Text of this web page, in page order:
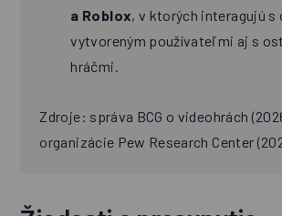
a Roblox, v ktorých interagujú s
vytvoreným používateľmi aj s
hráčmi.
Zdroje: správa BCG o videohrách
organizácie Pew Research Center